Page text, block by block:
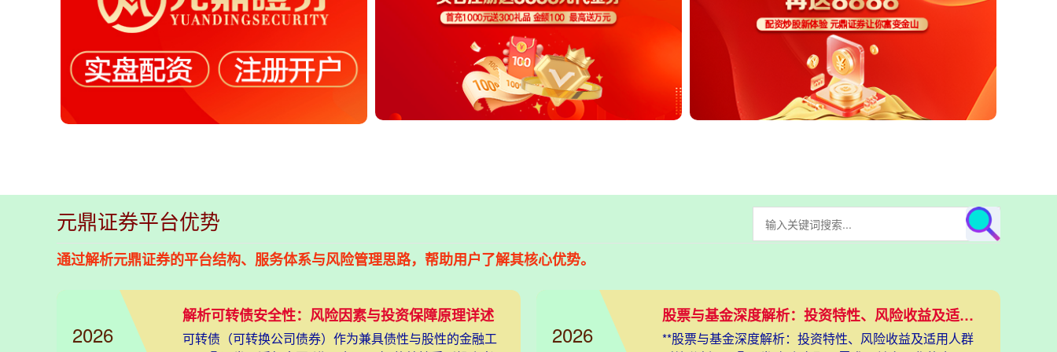
元鼎证券平台优势
通过解析元鼎证券的平台结构、服务体系与风险管理思路，帮助用户了解其核心优势。
2026
解析可转债安全性：风险因素与投资保障原理详述
可转债（可转换公司债券）作为兼具债性与股性的金融工
2026
股票与基金深度解析：投资特性、风险收益及适用人群对比分析
**股票与基金深度解析：投资特性、风险收益及适用人群